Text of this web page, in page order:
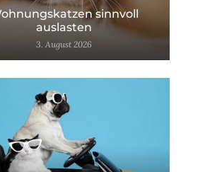
sinnvoll
auslasten
3. August 2026